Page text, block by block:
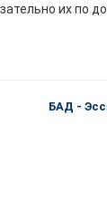
их по
БАД -